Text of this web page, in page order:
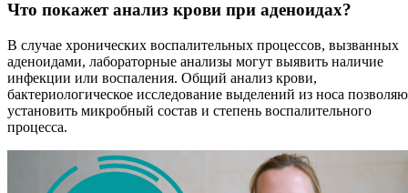
Что покажет анализ крови при аденоидах?
В случае хронических воспалительных процессов, вызванных
аденоидами, лабораторные анализы могут выявить наличие
инфекции или воспаления. Общий анализ крови,
бактериологическое исследование выделений из носа
установить микробный состав и степень воспалительного
процесса.